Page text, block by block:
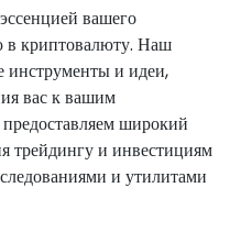
вашего
в криптовалюту. Наш
инструменты и идеи,
вас к вашим
широкий
трейдингу и инвестициям
и утилитами